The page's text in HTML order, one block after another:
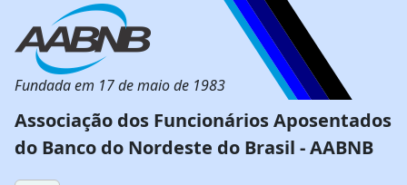
Fundada em 17 de maio de 1983
Associação dos Funcionários Aposentados
do Banco do Nordeste do Brasil - AABNB